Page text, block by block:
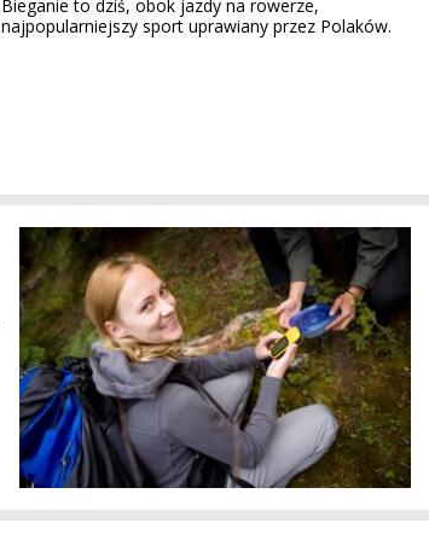
Bieganie to dziś, obok jazdy na rowerze,
najpopularniejszy sport uprawiany przez Polaków.